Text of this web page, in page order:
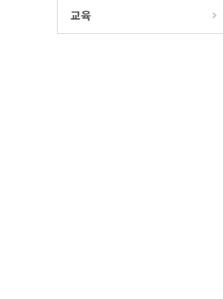
교육